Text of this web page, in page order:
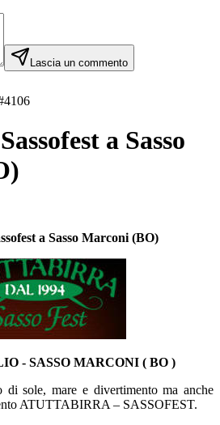
Lascia un commento
4106
a Sasso
a Sasso Marconi (BO)
- SASSO MARCONI ( BO )
di sole, mare e divertimento ma anche
ATUTTABIRRA – SASSOFEST.